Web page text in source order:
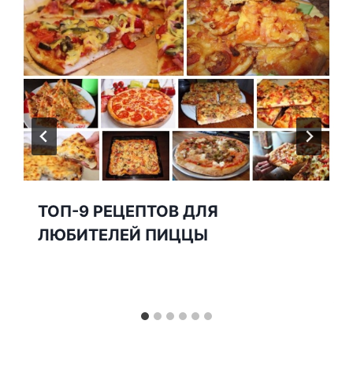
ТОП-9 РЕЦЕПТОВ ДЛЯ
ЛЮБИТЕЛЕЙ ПИЦЦЫ